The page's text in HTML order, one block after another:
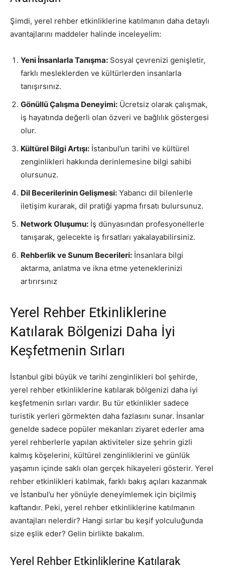
Şimdi, yerel rehber etkinliklerine katılmanın daha detaylı
avantajlarını maddeler halinde inceleyelim:
Yeni İnsanlarla Tanışma: Sosyal çevrenizi genişletir,
farklı mesleklerden ve kültürlerden insanlarla
tanışırsınız.
Gönüllü Çalışma Deneyimi: Ücretsiz olarak çalışmak,
iş hayatında değerli olan özveri ve bağlılık göstergesi
olur.
Kültürel Bilgi Artışı: İstanbul’un tarihi ve kültürel
zenginlikleri hakkında derinlemesine bilgi sahibi
olursunuz.
Dil Becerilerinin Gelişmesi: Yabancı dil bilenlerle
iletişim kurarak, dil pratiği yapma fırsatı bulursunuz.
Network Oluşumu: İş dünyasından profesyonellerle
tanışarak, gelecekte iş fırsatları yakalayabilirsiniz.
Rehberlik ve Sunum Becerileri: İnsanlara bilgi
aktarma, anlatma ve ikna etme yeteneklerinizi
artırırsınız
Yerel Rehber Etkinliklerine
Katılarak Bölgenizi Daha İyi
Keşfetmenin Sırları
İstanbul gibi büyük ve tarihi zenginlikleri bol şehirde,
yerel rehber etkinliklerine katılarak bölgenizi daha iyi
keşfetmenin sırları vardır. Bu tür etkinlikler sadece
turistik yerleri görmekten daha fazlasını sunar. İnsanlar
genelde sadece popüler mekanları ziyaret ederler ama
yerel rehberlerle yapılan aktiviteler size şehrin gizli
kalmış köşelerini, kültürel zenginliklerini ve günlük
yaşamın içinde saklı olan gerçek hikayeleri gösterir. Yerel
rehber etkinlikleri katılmak, farklı bakış açıları kazanmak
ve İstanbul’u her yönüyle deneyimlemek için biçilmiş
kaftandır. Peki, yerel rehber etkinliklerine katılmanın
avantajları nelerdir? Hangi sırlar bu keşif yolculuğunda
size eşlik eder? Gelin birlikte bakalım.
Yerel Rehber Etkinliklerine Katılarak